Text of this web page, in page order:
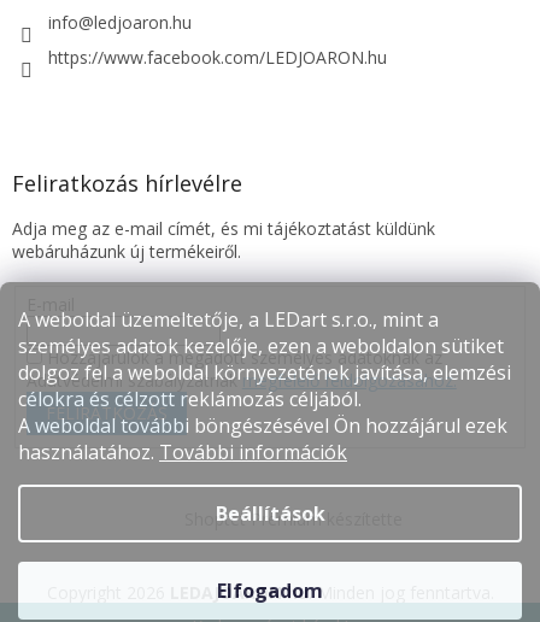
A weboldal üzemeltetője, a LEDart s.r.o., mint a
személyes adatok kezelője, ezen a weboldalon sütiket
dolgoz fel a weboldal környezetének javítása, elemzési
célokra és célzott reklámozás céljából.
A weboldal további böngészésével Ön hozzájárul ezek
használatához. További információk
Beállítások
Elfogadom
info@ledjoaron.hu
https://www.facebook.com/LEDJOARON.hu
Feliratkozás hírlevélre
Adja meg az e-mail címét, és mi tájékoztatást küldünk
webáruházunk új termékeiről.
Hozzájárulok a megadott személyes adatoknak az
Adatvédelmi szabályzatnak megfelelő feldolgozásához.
FELIRATKOZÁS
Shoptet Premium készítette
LEDAJÓÁRON.hu. Minden jog fenntartva.